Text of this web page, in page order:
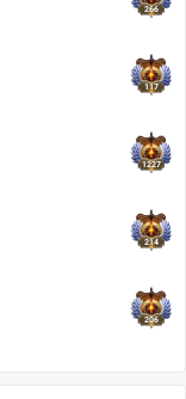
266
117
1227
214
206